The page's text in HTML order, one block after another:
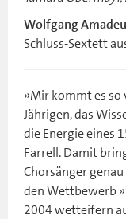
Wolfgang
Schluss-Sextett
»Mir kommt es so
Jährigen, das
die Energie eines
Farrell. Damit
Chorsänger
den Wettbewerb
2004 wetteifern